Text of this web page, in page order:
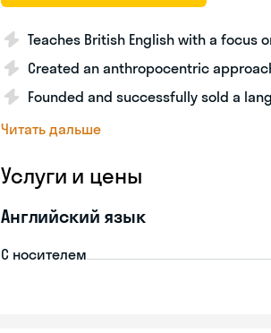
Teaches British English with a focus
Created an anthropocentric
Founded and successfully sold a
Читать дальше
Услуги и цены
Английский язык
С носителем